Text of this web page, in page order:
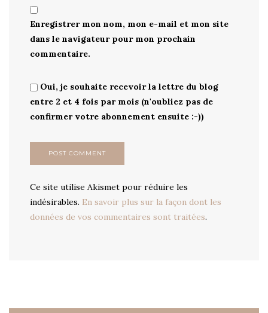
Enregistrer mon nom, mon e-mail et mon site
dans le navigateur pour mon prochain
commentaire.
Oui, je souhaite recevoir la lettre du blog
entre 2 et 4 fois par mois (n'oubliez pas de
confirmer votre abonnement ensuite :-))
Ce site utilise Akismet pour réduire les
indésirables. En savoir plus sur la façon dont les
données de vos commentaires sont traitées.